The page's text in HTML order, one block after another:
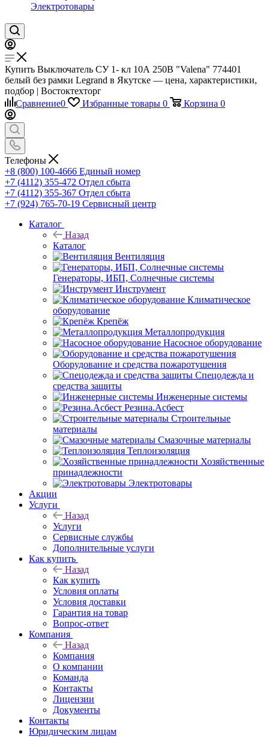
Электротовары
Купить Выключатель СУ 1- кл 10А 250В "Valena" 774401
белый без рамки Legrand в Якутске — цена, характеристики,
подбор | Востоктехторг
Сравнение0 Избранные товары 0 Корзина 0
Телефоны
+8 (800) 100-4666 Единый номер
+7 (4112) 355-472 Отдел сбыта
+7 (4112) 355-367 Отдел сбыта
+7 (924) 765-70-19 Сервисный центр
Каталог
Назад
Каталог
Вентиляция
Генераторы, ИБП, Солнечные системы
Инструмент
Климатическое
оборудование
Крепёж
Металлопродукция
Насосное оборудование
Оборудование и средства пожаротушения
Спецодежда и
средства защиты
Инженерные системы
Резина.Асбест
Строительные
материалы
Смазочные материалы
Теплоизоляция
Хозяйственные
принадлежности
Электротовары
Акции
Услуги
Назад
Услуги
Сервисные службы
Дополнительные услуги
Как купить
Назад
Как купить
Условия оплаты
Условия доставки
Гарантия на товар
Вопрос-ответ
Компания
Назад
Компания
О компании
Команда
Контакты
Лицензии
Документы
Контакты
Юридическим лицам